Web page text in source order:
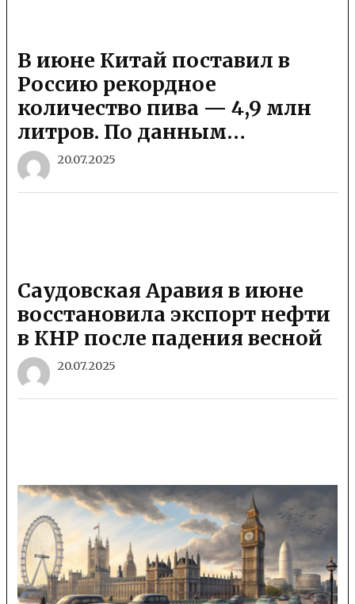
В июне Китай поставил в
Россию рекордное
количество пива — 4,9 млн
литров. По данным…
20.07.2025
Саудовская Аравия в июне
восстановила экспорт нефти
в КНР после падения весной
20.07.2025